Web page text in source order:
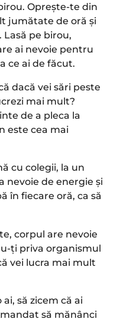
Oprește-te din
jumătate de oră și
Lasă pe birou,
ai nevoie pentru
ce ai de făcut.
dacă vei sări peste
mai mult?
de a pleca la
este cea mai
cu colegii, la un
nevoie de energie și
în fiecare oră, ca să
corpul are nevoie
ți priva organismul
vei lucra mai mult
să zicem că ai
să mănânci